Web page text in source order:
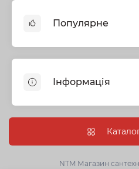
Популярне
Запірна арматура
Труби та фітинги
Насосне обладнання
Інформація
Інформація про доставку
Про нас
Умови угодиNTM Магазин